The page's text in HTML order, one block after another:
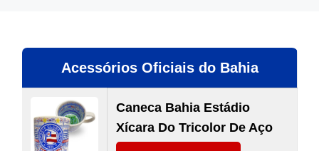
Acessórios Oficiais do Bahia
Caneca Bahia Estádio
Xícara Do Tricolor De Aço